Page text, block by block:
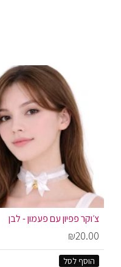
צ׳וקר פפיון עם פעמון - לבן
₪20.00
הוסף לסל